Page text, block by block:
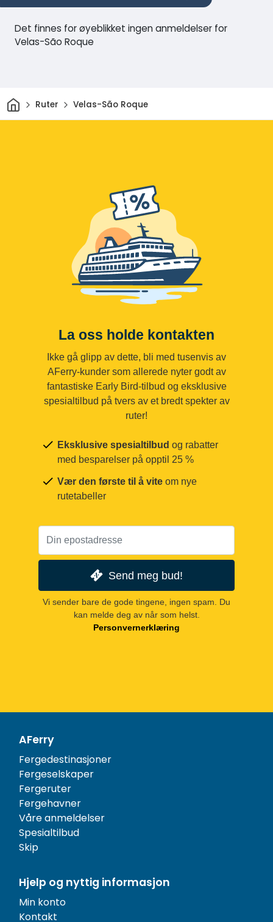
Det finnes for øyeblikket ingen anmeldelser for
Velas-São Roque
HjemRuter Velas-São Roque
La oss holde kontakten
Ikke gå glipp av dette, bli med tusenvis av
AFerry-kunder som allerede nyter godt av
fantastiske Early Bird-tilbud og eksklusive
spesialtilbud på tvers av et bredt spekter av
ruter!
Eksklusive spesialtilbud og rabatter
med besparelser på opptil 25 %
Vær den første til å vite om nye
rutetabeller
Send meg bud!
Vi sender bare de gode tingene, ingen spam. Du
kan melde deg av når som helst.
Personvernerklæring
AFerry
Fergedestinasjoner
Fergeselskaper
Fergeruter
Fergehavner
Våre anmeldelser
Spesialtilbud
Skip
Hjelp og nyttig informasjon
Min konto
Kontakt